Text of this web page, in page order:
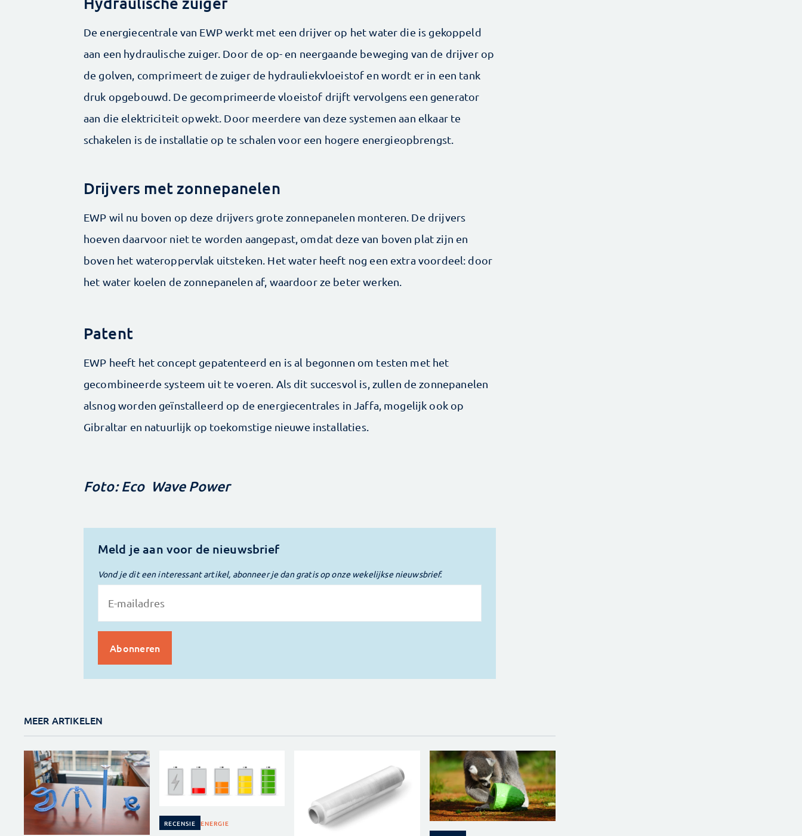
De energiecentrale van EWP werkt met een drijver op het ­water die is gekoppeld
aan een hydraulische zuiger. Door de op- en neergaande beweging van de drijver op
de golven, comprimeert de zuiger de hydrauliekvloeistof en wordt er in een tank
druk opgebouwd. De gecomprimeerde vloeistof drijft vervolgens een generator
aan die elektriciteit opwekt. Door meerdere van deze systemen aan elkaar te
schakelen is de ­installatie op te schalen voor een hogere energieopbrengst.
Drijvers met zonnepanelen
EWP wil nu boven op deze drijvers grote zonnepanelen monteren. De drijvers
hoeven daarvoor niet te worden aangepast, ­omdat deze van boven plat zijn en
boven het wateroppervlak uitsteken. Het water heeft nog een extra voordeel: door
het water koelen de ­zonnepanelen af, waardoor ze beter ­werken.
Patent
EWP heeft het concept gepatenteerd en is al begonnen om testen met het
gecombineerde systeem uit te voeren. Als dit succesvol is, zullen de ­zonnepanelen
alsnog worden geïnstalleerd op de energiecentrales in Jaffa, ­mogelijk ook op
Gibraltar en natuurlijk op toekomstige nieuwe installaties.
Foto: Eco Wave Power
Meld je aan voor de nieuwsbrief
Vond je dit een interessant artikel, abonneer je dan gratis op onze wekelijkse nieuwsbrief.
MEER ARTIKELEN
RECENSIE ENERGIE